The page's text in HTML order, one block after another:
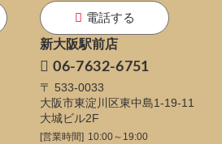
電話する
新大阪駅前店
06-7632-6751
〒 533-0033
大阪市東淀川区東中島1-19-11
大城ビル2F
[営業時間] 10:00～19:00